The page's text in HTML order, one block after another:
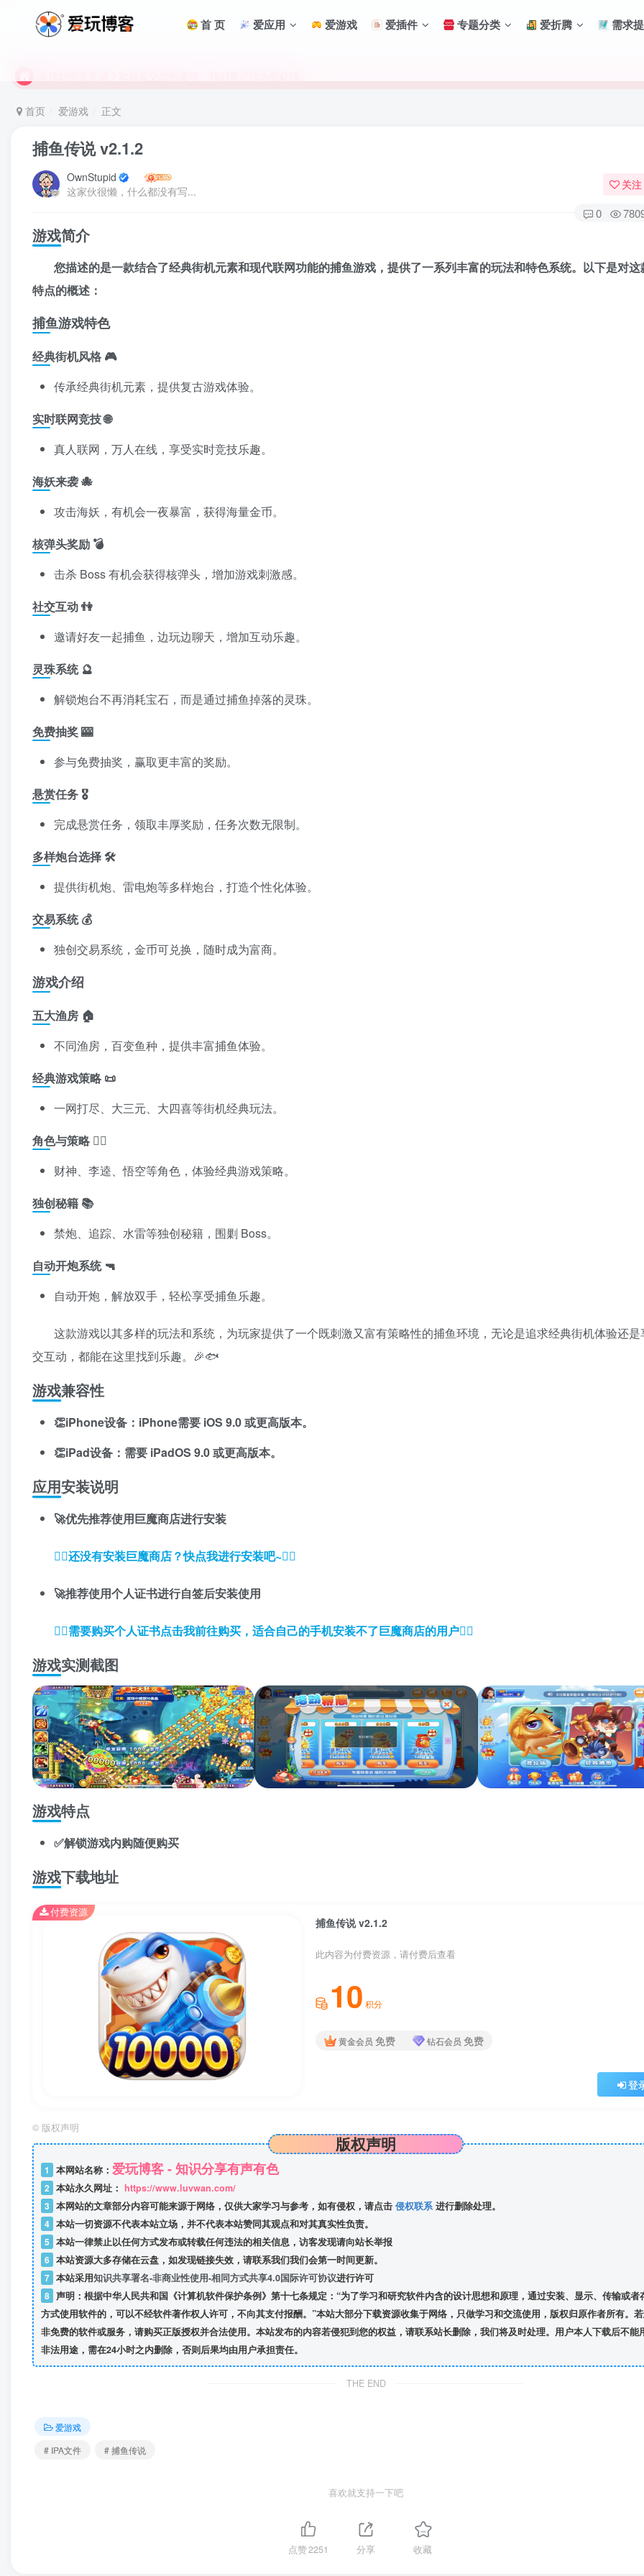
首 页 爱应用 爱游戏 爱插件 专题分类 爱折腾 需求
未找到所需资源？欢迎提交您的需求，我们将尽快为您处理。
首页 爱游戏 正文
捕鱼传说 v2.1.2
OwnStupid
这家伙很懒，什么都没有写...
关注
0
游戏简介
您描述的是一款结合了经典街机元素和现代联网功能的捕鱼游戏，提供了一系列丰富的玩法和特色系统。以下是对
特点的概述：
捕鱼游戏特色
经典街机风格 🎮
传承经典街机元素，提供复古游戏体验。
实时联网竞技 🌐
真人联网，万人在线，享受实时竞技乐趣。
海妖来袭 🐙
攻击海妖，有机会一夜暴富，获得海量金币。
核弹头奖励 💣️
击杀 Boss 有机会获得核弹头，增加游戏刺激感。
社交互动 👫
邀请好友一起捕鱼，边玩边聊天，增加互动乐趣。
灵珠系统 🔮️
解锁炮台不再消耗宝石，而是通过捕鱼掉落的灵珠。
免费抽奖 🎰️
参与免费抽奖，赢取更丰富的奖励。
悬赏任务 🎖️
完成悬赏任务，领取丰厚奖励，任务次数无限制。
多样炮台选择 🛠️
提供街机炮、雷电炮等多样炮台，打造个性化体验。
交易系统 💰
独创交易系统，金币可兑换，随时成为富商。
游戏介绍
五大渔房 🏠
不同渔房，百变鱼种，提供丰富捕鱼体验。
经典游戏策略 📜
一网打尽、大三元、大四喜等街机经典玩法。
角色与策略 🧙‍♂️
财神、李逵、悟空等角色，体验经典游戏策略。
独创秘籍 📚
禁炮、追踪、水雷等独创秘籍，围剿 Boss。
自动开炮系统 🔫
自动开炮，解放双手，轻松享受捕鱼乐趣。
这款游戏以其多样的玩法和系统，为玩家提供了一个既刺激又富有策略性的捕鱼环境，无论是追求经典街机体验还
交互动，都能在这里找到乐趣。🎉🐟
游戏兼容性
👏iPhone设备：iPhone需要 iOS 9.0 或更高版本。
👏iPad设备：需要 iPadOS 9.0 或更高版本。
应用安装说明
🚀优先推荐使用巨魔商店进行安装
👉🏼还没有安装巨魔商店？快点我进行安装吧~👈🏼
🚀推荐使用个人证书进行自签后安装使用
👉🏼需要购买个人证书点击我前往购买，适合自己的手机安装不了巨魔商店的用户👈🏼
游戏实测截图
游戏特点
✅解锁游戏内购随便购买
游戏下载地址
捕鱼传说 v2.1.2
此内容为付费资源，请付费后查看
10 积分
黄金会员 免费 钻石会员 免费
登
付费资源
© 版权声明
版权声明
1 本网站名称： 爱玩博客 - 知识分享有声有色
2 本站永久网址： https://www.luvwan.com/
3 本网站的文章部分内容可能来源于网络，仅供大家学习与参考，如有侵权，请点击 侵权联系进行删除处理。
4 本站一切资源不代表本站立场，并不代表本站赞同其观点和对其真实性负责。
5 本站一律禁止以任何方式发布或转载任何违法的相关信息，访客发现请向站长举报
6 本站资源大多存储在云盘，如发现链接失效，请联系我们我们会第一时间更新。
7 本站采用知识共享署名-非商业性使用-相同方式共享4.0国际许可协议进行许可
8 声明：根据中华人民共和国《计算机软件保护条例》第十七条规定：“为了学习和研究软件内含的设计思想和原理，通过安装、显示、传输或者
方式使用软件的，可以不经软件著作权人许可，不向其支付报酬。”本站大部分下载资源收集于网络，只做学习和交流使用，版权归原作者所有。
非免费的软件或服务，请购买正版授权并合法使用。本站发布的内容若侵犯到您的权益，请联系站长删除，我们将及时处理。用户本人下载后不能
非法用途，需在24小时之内删除，否则后果均由用户承担责任。
THE END
爱游戏
# IPA文件
# 捕鱼传说
喜欢就支持一下吧
点赞2251 分享 收藏